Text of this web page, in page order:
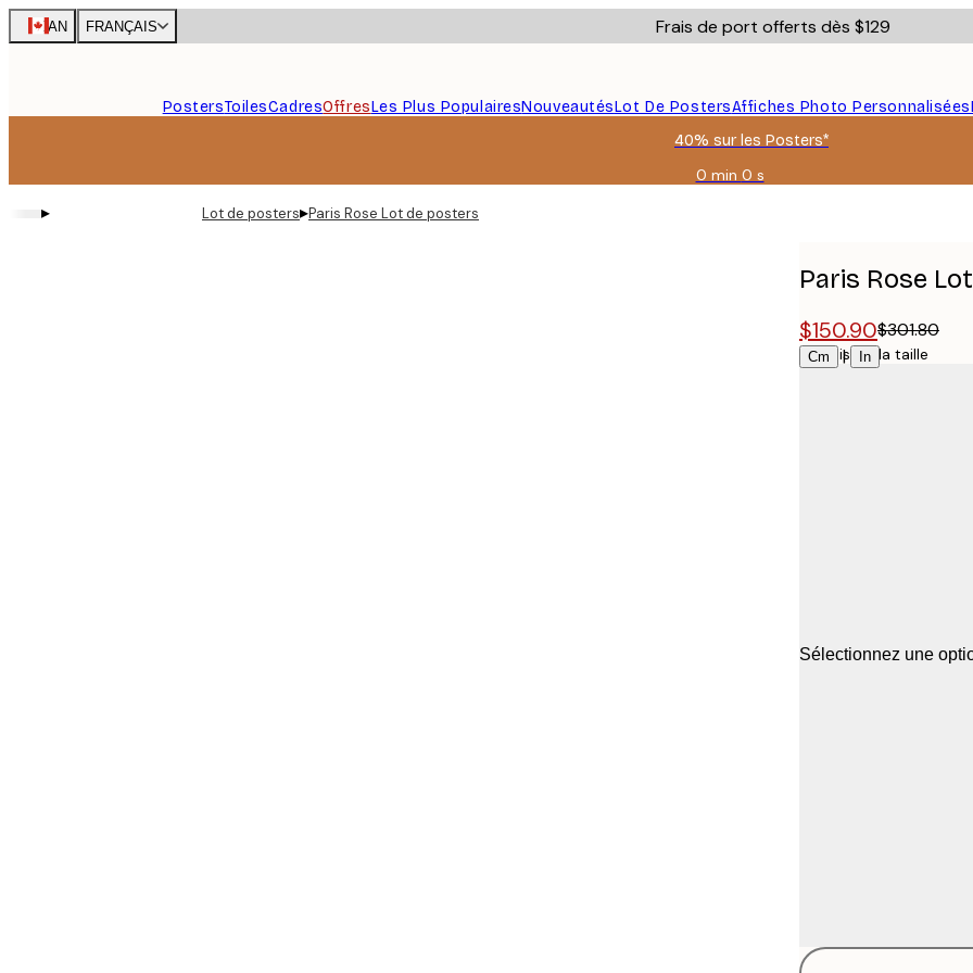
Skip
to
CAN FRANÇAIS Frais de port offerts dès $129
PostersToilesCadresOffresLes Plus PopulairesNouveautésLot De PostersAffiches Photo Personnalisées
40% sur les Posters*
0 min 0 s
Valable
▸ Lot de posters▸Paris Rose Lot de posters
Paris Rose
$150.90$301.80
Cm | In
Choisissez la taille
Sélectionnez une